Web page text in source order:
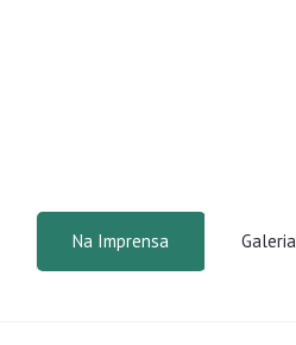
Na Imprensa Galeria